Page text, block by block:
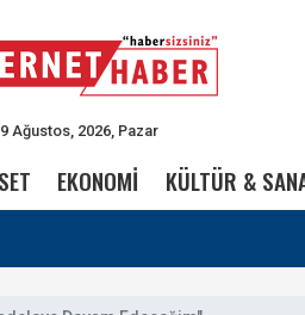
Ağustos, 2026, Pazar
EKONOMİ KÜLTÜR &